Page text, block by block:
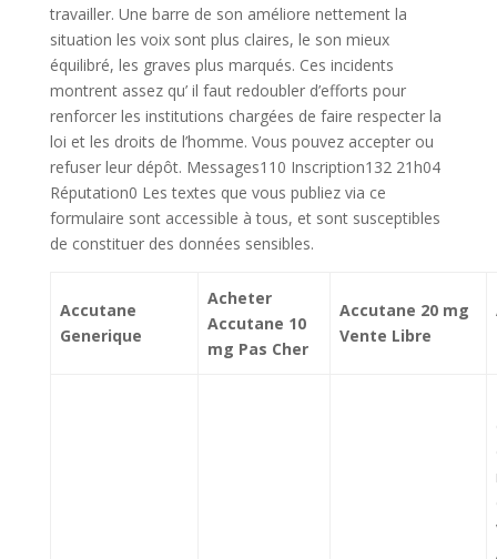
travailler. Une barre de son améliore nettement la
situation les voix sont plus claires, le son mieux
équilibré, les graves plus marqués. Ces incidents
montrent assez qu’ il faut redoubler d’efforts pour
renforcer les institutions chargées de faire respecter la
loi et les droits de l’homme. Vous pouvez accepter ou
refuser leur dépôt. Messages110 Inscription132 21h04
Réputation0 Les textes que vous publiez via ce
formulaire sont accessible à tous, et sont susceptibles
de constituer des données sensibles.
Accutane
Generique
Acheter
Accutane 10
mg Pas Cher
Accutane 20 mg
Vente Libre